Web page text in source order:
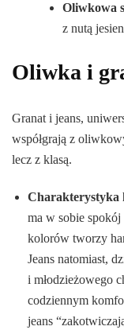
Oliwkowa
z nutą
Oliwka i
Granat i jeans,
współgrają z
lecz z klasą.
Charakterystyka
ma w sobie spokój
kolorów tworzy
Jeans natomiast,
i młodzieżowego
codziennym
jeans